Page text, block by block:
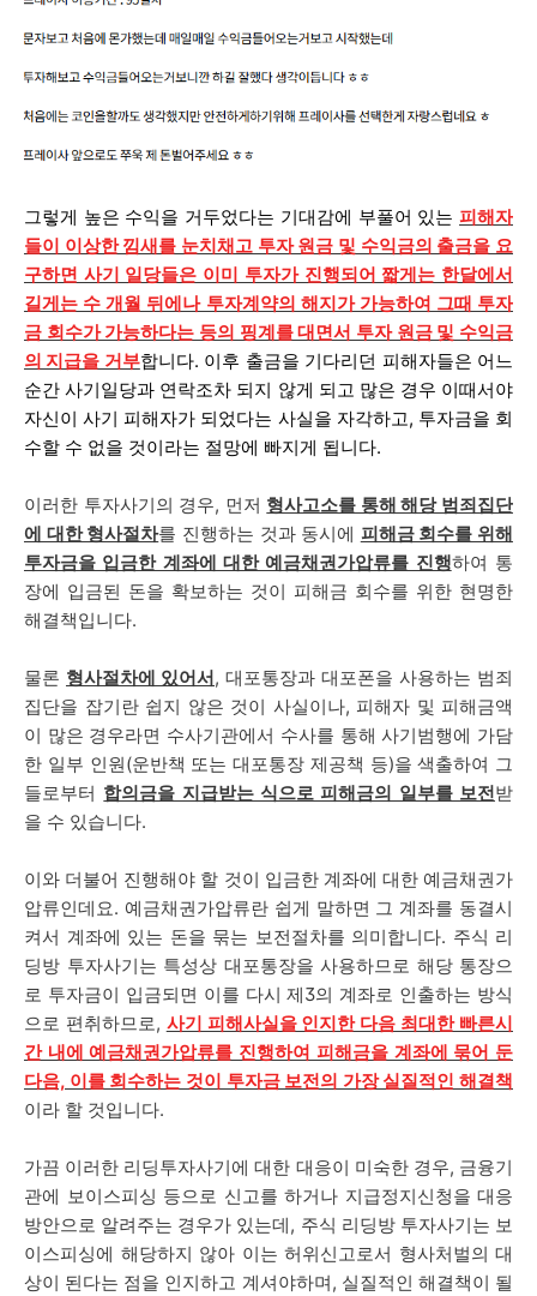
그렇게 높은 수익을 거두었다는 기대감에 부풀어 있는 피해자
들이 이상한 낌새를 눈치채고 투자 원금 및 수익금의 출금을 요
구하면 사기 일당들은 이미 투자가 진행되어 짧게는 한달에서
길게는 수 개월 뒤에나 투자계약의 해지가 가능하여 그때 투자
금 회수가 가능하다는 등의 핑계를 대면서 투자 원금 및 수익금
의 지급을 거부합니다. 이후 출금을 기다리던 피해자들은 어느
순간 사기일당과 연락조차 되지 않게 되고 많은 경우 이때서야
자신이 사기 피해자가 되었다는 사실을 자각하고, 투자금을 회
수할 수 없을 것이라는 절망에 빠지게 됩니다.
이러한 투자사기의 경우, 먼저 형사고소를 통해 해당 범죄집단
에 대한 형사절차를 진행하는 것과 동시에 피해금 회수를 위해
투자금을 입금한 계좌에 대한 예금채권가압류를 진행하여 통
장에 입금된 돈을 확보하는 것이 피해금 회수를 위한 현명한
해결책입니다.
물론 형사절차에 있어서, 대포통장과 대포폰을 사용하는 범죄
집단을 잡기란 쉽지 않은 것이 사실이나, 피해자 및 피해금액
이 많은 경우라면 수사기관에서 수사를 통해 사기범행에 가담
한 일부 인원(운반책 또는 대포통장 제공책 등)을 색출하여 그
들로부터 합의금을 지급받는 식으로 피해금의 일부를 보전받
을 수 있습니다.
이와 더불어 진행해야 할 것이 입금한 계좌에 대한 예금채권가
압류인데요. 예금채권가압류란 쉽게 말하면 그 계좌를 동결시
켜서 계좌에 있는 돈을 묶는 보전절차를 의미합니다. 주식 리
딩방 투자사기는 특성상 대포통장을 사용하므로 해당 통장으
로 투자금이 입금되면 이를 다시 제3의 계좌로 인출하는 방식
으로 편취하므로, 사기 피해사실을 인지한 다음 최대한 빠른시
간 내에 예금채권가압류를 진행하여 피해금을 계좌에 묶어 둔
다음, 이를 회수하는 것이 투자금 보전의 가장 실질적인 해결책
이라 할 것입니다.
가끔 이러한 리딩투자사기에 대한 대응이 미숙한 경우, 금융기
관에 보이스피싱 등으로 신고를 하거나 지급정지신청을 대응
방안으로 알려주는 경우가 있는데, 주식 리딩방 투자사기는 보
이스피싱에 해당하지 않아 이는 허위신고로서 형사처벌의 대
상이 된다는 점을 인지하고 계셔야하며, 실질적인 해결책이 될